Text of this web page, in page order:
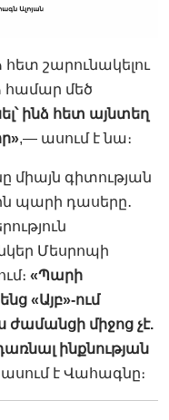
հետ շարունակելու
համար մեծ
ինձ հետ այնտեղ
,— ասում է նա։
միայն գիտության
պարի դասերը․
Մեսրոպի
«Պարի
«Այբ»-ում
միջոց չէ.
ինքնության
է Վահագնը։